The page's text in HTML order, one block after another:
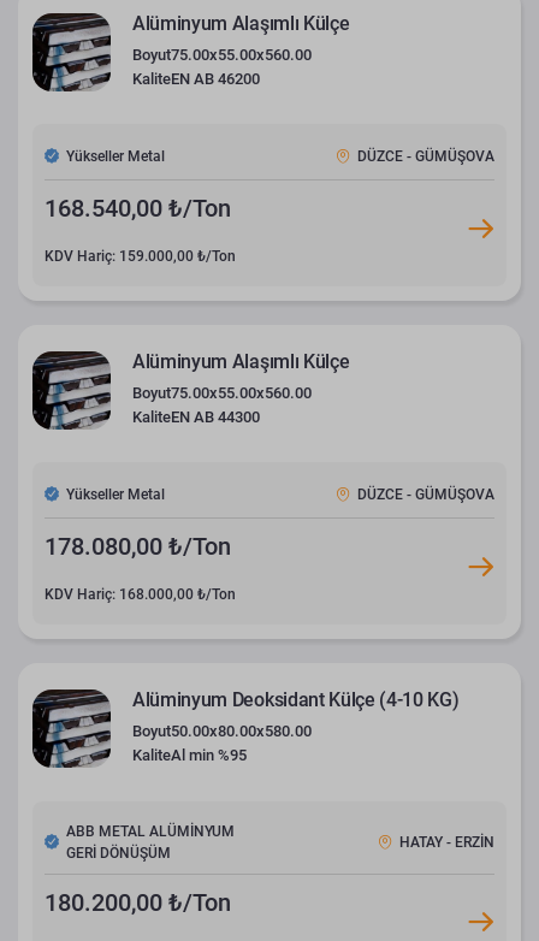
Alüminyum Alaşımlı Külçe
Boyut75.00x55.00x560.00
KaliteEN AB 46200
Yükseller Metal DÜZCE - GÜMÜŞOVA
168.540,00 ₺/Ton
KDV Hariç: 159.000,00 ₺/Ton
Alüminyum Alaşımlı Külçe
Boyut75.00x55.00x560.00
KaliteEN AB 44300
Yükseller Metal DÜZCE - GÜMÜŞOVA
178.080,00 ₺/Ton
KDV Hariç: 168.000,00 ₺/Ton
Alüminyum Deoksidant Külçe (4-10 KG)
Boyut50.00x80.00x580.00
KaliteAl min %95
ABB METAL ALÜMİNYUM
GERİ DÖNÜŞÜM
HATAY - ERZİN
180.200,00 ₺/Ton